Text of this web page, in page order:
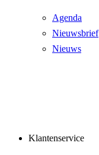
Agenda
Nieuwsbrief
Nieuws
Klantenservice